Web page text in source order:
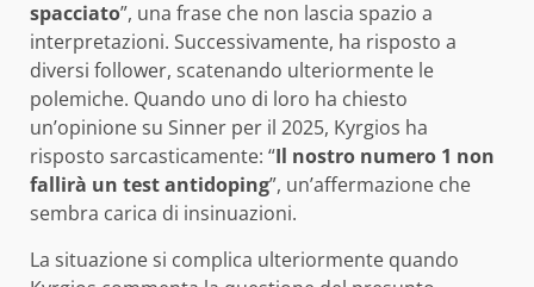
spacciato”, una frase che non lascia spazio a
interpretazioni. Successivamente, ha risposto a
diversi follower, scatenando ulteriormente le
polemiche. Quando uno di loro ha chiesto
un’opinione su Sinner per il 2025, Kyrgios ha
risposto sarcasticamente: “Il nostro numero 1 non
fallirà un test antidoping”, un’affermazione che
sembra carica di insinuazioni.
La situazione si complica ulteriormente quando